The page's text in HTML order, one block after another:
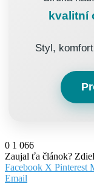
kvalitní
Styl,
0 1 066
Zaujal ťa článok?
Facebook X Pinterest
Email